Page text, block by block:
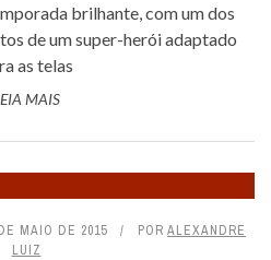
brilhante, com um dos
de um super-herói adaptado
as telas
MAIS
MAIO DE 2015 POR ALEXANDRE
LUIZ